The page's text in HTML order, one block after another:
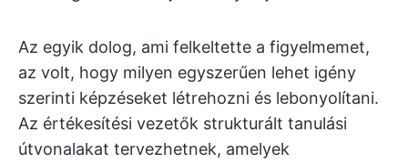
Az egyik dolog, ami felkeltette a figyelmemet,
az volt, hogy milyen egyszerűen lehet igény
szerinti képzéseket létrehozni és lebonyolítani.
Az értékesítési vezetők strukturált tanulási
útvonalakat tervezhetnek, amelyek